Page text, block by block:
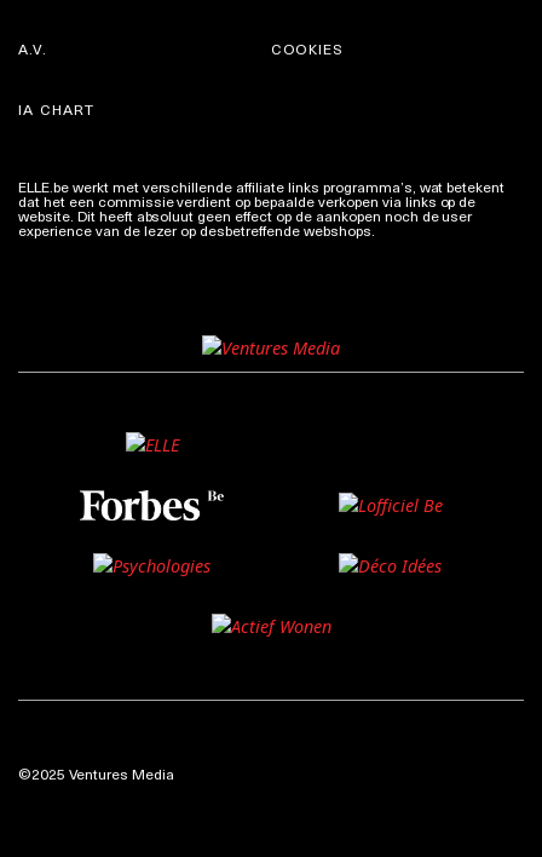
A.V.
IA CHART
COOKIES
ELLE.be werkt met verschillende affiliate links programma’s, wat betekent
dat het een commissie verdient op bepaalde verkopen via links op de
website. Dit heeft absoluut geen effect op de aankopen noch de user
experience van de lezer op desbetreffende webshops.
©2025 Ventures Media